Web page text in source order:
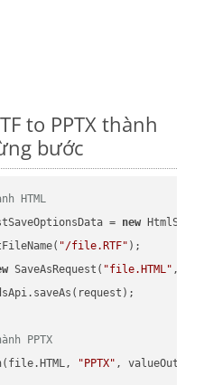
to PPTX thành
bước
HTML
= new
"/file.RTF" );
SaveAsRequest( "file.HTML"
PPTX
"PPTX"